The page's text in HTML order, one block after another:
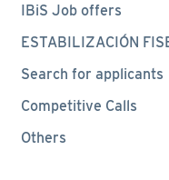
IBiS Job offers
ESTABILIZACIÓN
Search for applicants
Competitive Calls
Others